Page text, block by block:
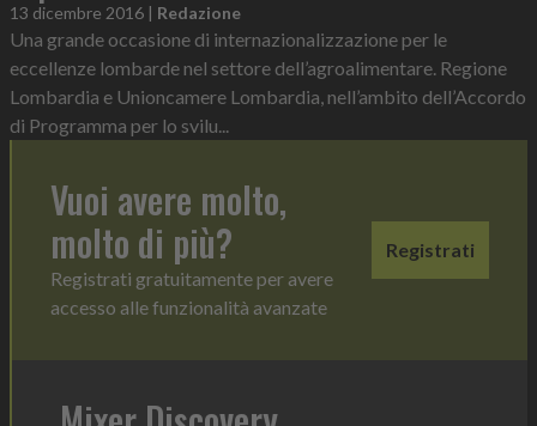
13 dicembre 2016 | Redazione
Una grande occasione di internazionalizzazione per le
eccellenze lombarde nel settore dell’agroalimentare. Regione
Lombardia e Unioncamere Lombardia, nell’ambito dell’Accordo
di Programma per lo svilu...
Vuoi avere molto,
molto di più?
Registrati gratuitamente per avere
accesso alle funzionalità avanzate
Registrati